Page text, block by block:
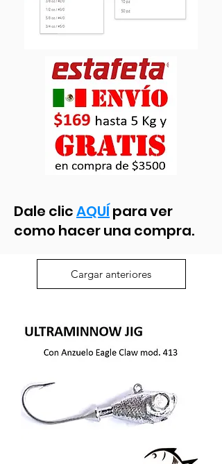
Dale clicAQUÍpara ver
como hacer una compra.
Cargar anteriores